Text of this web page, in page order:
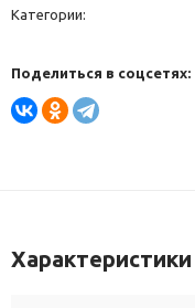
Категории:
Поделиться в соцсетях:
Характеристики